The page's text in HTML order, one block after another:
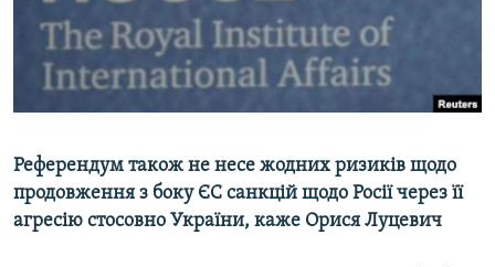
КРИМ РЕАЛІЇ
УКР
КТАТ
ДОЛУЧАЙСЯ!
Референдум також не несе жодних ризиків щодо
продовження з боку ЄС санкцій щодо Росії через її
агресію стосовно України, каже Орися Луцевич